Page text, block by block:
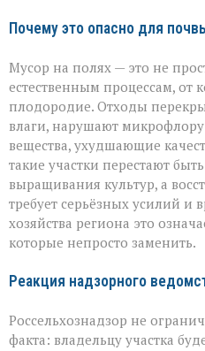
Почему это опасно для
Мусор на полях — это не
естественным процессам, от
плодородие. Отходы
влаги, нарушают
вещества, ухудшающие
такие участки перестают
выращивания культур, а
требует серьёзных усилий и
хозяйства региона это
которые непросто заменить.
Реакция надзорного
Россельхознадзор не
факта: владельцу участка